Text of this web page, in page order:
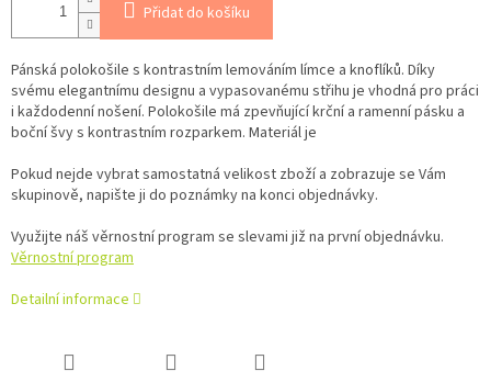
Přidat do košíku
Pánská polokošile s kontrastním lemováním límce a knoflíků. Díky
svému elegantnímu designu a vypasovanému střihu je vhodná pro práci
i každodenní nošení. Polokošile má zpevňující krční a ramenní pásku a
boční švy s kontrastním rozparkem. Materiál je
Pokud nejde vybrat samostatná velikost zboží a zobrazuje se Vám
skupinově, napište ji do poznámky na konci objednávky.
Využijte náš věrnostní program se slevami již na první objednávku.
Věrnostní program
Detailní informace